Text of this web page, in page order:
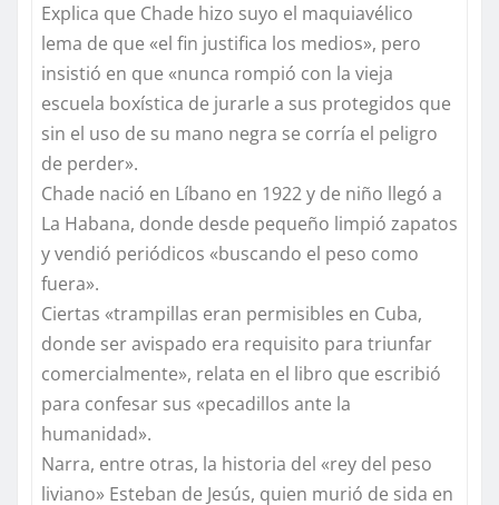
Explica que Chade hizo suyo el maquiavélico
lema de que «el fin justifica los medios», pero
insistió en que «nunca rompió con la vieja
escuela boxística de jurarle a sus protegidos que
sin el uso de su mano negra se corría el peligro
de perder».
Chade nació en Líbano en 1922 y de niño llegó a
La Habana, donde desde pequeño limpió zapatos
y vendió periódicos «buscando el peso como
fuera».
Ciertas «trampillas eran permisibles en Cuba,
donde ser avispado era requisito para triunfar
comercialmente», relata en el libro que escribió
para confesar sus «pecadillos ante la
humanidad».
Narra, entre otras, la historia del «rey del peso
liviano» Esteban de Jesús, quien murió de sida en